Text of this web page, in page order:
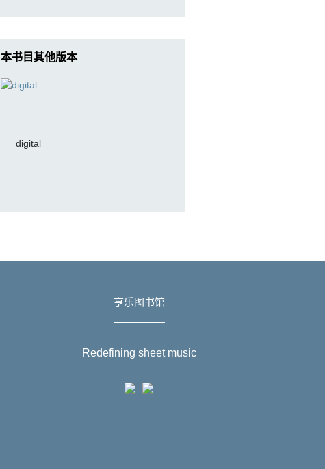
本书目其他版本
digital
亨乐图书馆
Redefining sheet music